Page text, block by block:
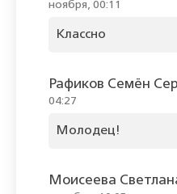
ноября, 00:11
Классно
Рафиков Семён
04:27
Молодец!
Моисеева